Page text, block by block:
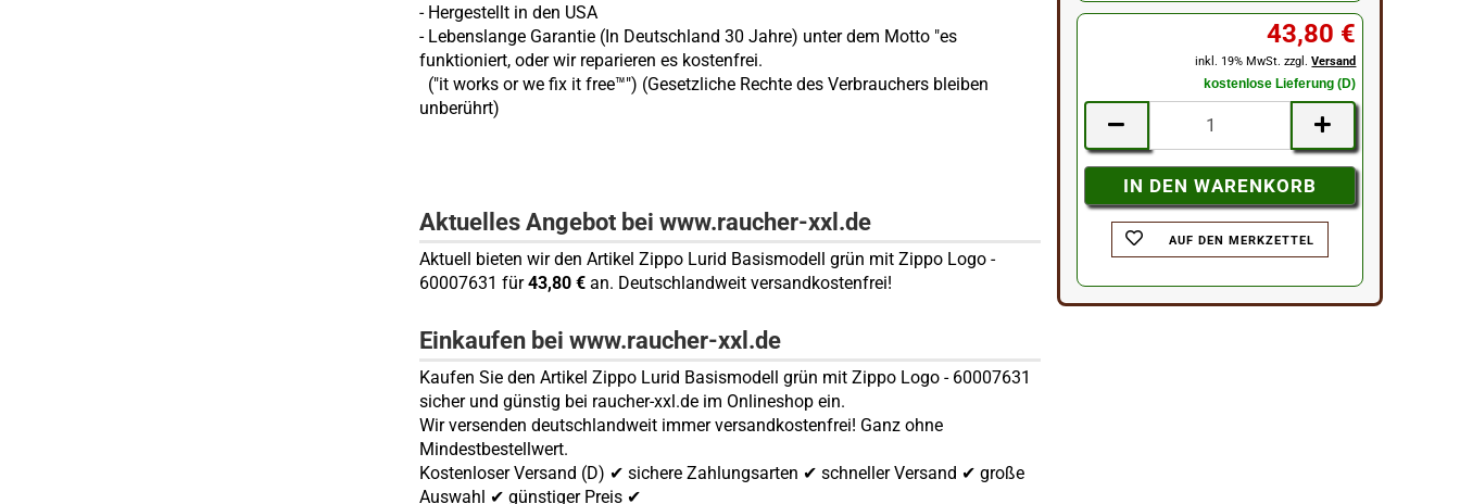
43,80 €
inkl. 19% MwSt. zzgl.Versand
kostenlose Lieferung (D)
AUF DEN MERKZETTEL
- Hergestellt in den USA
- Lebenslange Garantie (In Deutschland 30 Jahre) unter dem Motto "es
funktioniert, oder wir reparieren es kostenfrei.
("it works or we fix it free™") (Gesetzliche Rechte des Verbrauchers bleiben
unberührt)
Aktuelles Angebot bei www.raucher-xxl.de
Aktuell bieten wir den Artikel Zippo Lurid Basismodell grün mit Zippo Logo -
60007631 für43,80 € an. Deutschlandweit versandkostenfrei!
Einkaufen bei www.raucher-xxl.de
Kaufen Sie den Artikel Zippo Lurid Basismodell grün mit Zippo Logo - 60007631
sicher und günstig bei raucher-xxl.de im Onlineshop ein.
Wir versenden deutschlandweit immer versandkostenfrei! Ganz ohne
Mindestbestellwert.
Kostenloser Versand (D) ✔ sichere Zahlungsarten ✔ schneller Versand ✔ große
Auswahl ✔ günstiger Preis ✔